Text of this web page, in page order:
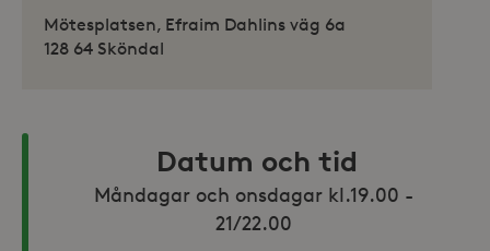
Mötesplatsen, Efraim Dahlins väg 6a
128 64 Sköndal
Datum och tid
Måndagar och onsdagar kl.19.00 -